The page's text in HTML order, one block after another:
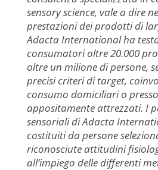
sensory science, vale a dire
prestazioni dei prodotti di
Adacta International ha
consumatori oltre 20.000
oltre un milione di persone,
precisi criteri di target,
consumo domiciliari o
appositamente attrezzati. I
sensoriali di Adacta
costituiti da persone
riconosciute attitudini
all’impiego delle differenti